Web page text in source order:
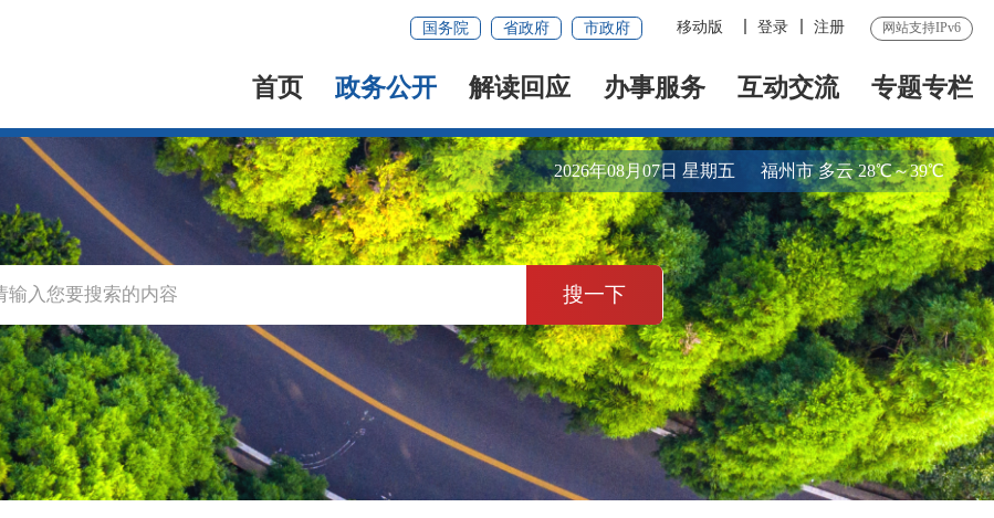
国务院 省政府 市政府 移动版 登录 注册 网站支持IPv6
首页 政务公开 解读回应 办事服务 互动交流 专题专栏
2026年08月07日 星期五 福州市 多云 28℃～39℃
搜一下